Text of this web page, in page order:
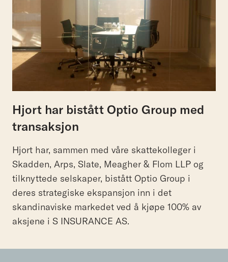
Hjort har bistått Optio Group med
transaksjon
Hjort har, sammen med våre skattekolleger i
Skadden, Arps, Slate, Meagher & Flom LLP og
tilknyttede selskaper, bistått Optio Group i
deres strategiske ekspansjon inn i det
skandinaviske markedet ved å kjøpe 100% av
aksjene i S INSURANCE AS.